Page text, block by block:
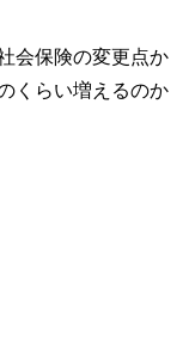
会保険の変更点か
くらい増えるのか